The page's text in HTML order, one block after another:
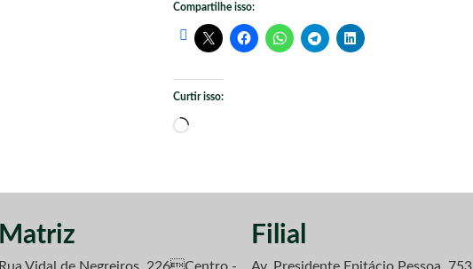
Compartilhe isso:
Curtir isso:
Carregando...
Matriz Filial